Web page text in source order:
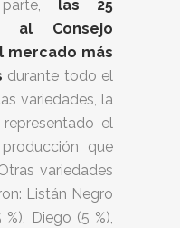
las 25
al Consejo
mercado más
durante todo el
variedades, la
el
que
variedades
Listán Negro
Diego (5 %),